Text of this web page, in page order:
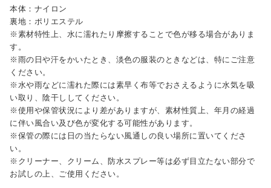
本体：ナイロン
裏地：ポリエステル
※素材特性上、水に濡れたり摩擦することで色が移る場合がありま
す。
※雨の日や汗をかいたとき、淡色の服装のときなどは、特にご注意
ください。
※水や雨などに濡れた際には素早く布等でおさえるように水気を吸
い取り、陰干ししてください。
※使用や保管状況により差がありますが、素材性質上、年月の経過
に伴い風合い及び色が変化する可能性があります。
※保管の際には日の当たらない風通しの良い場所に置いてくださ
い。
※クリーナー、クリーム、防水スプレー等は必ず目立たない部分で
お試しの上、ご使用ください。